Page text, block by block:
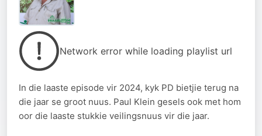
Network error while loading playlist url
In die laaste episode vir 2024, kyk PD bietjie terug na
die jaar se groot nuus. Paul Klein gesels ook met hom
oor die laaste stukkie veilingsnuus vir die jaar.